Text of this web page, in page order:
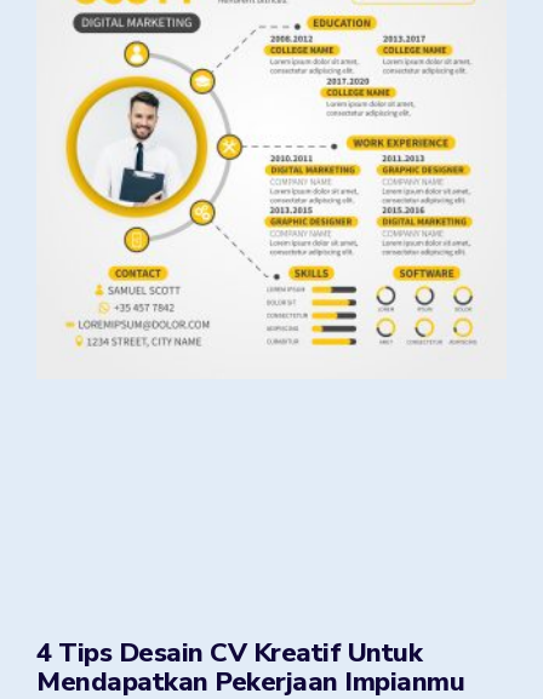
4 Tips Desain CV Kreatif Untuk
Mendapatkan Pekerjaan Impianmu